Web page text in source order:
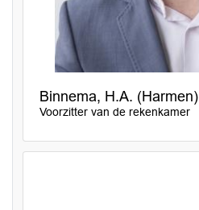
Binnema, H.A. (Harmen)
Voorzitter van de rekenkamer